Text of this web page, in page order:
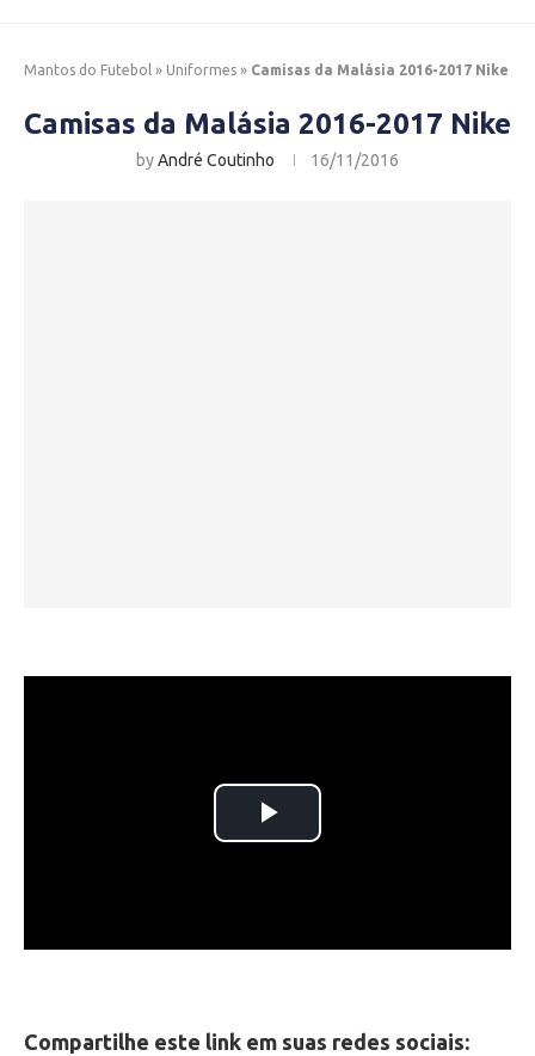
Mantos do Futebol » Uniformes » Camisas da Malásia 2016-2017 Nike
Camisas da Malásia 2016-2017 Nike
byAndré Coutinho 16/11/2016
Compartilhe este link em suas redes sociais: